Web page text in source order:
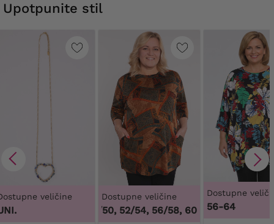
Upotpunite stil
veličine Dostupne veličine
48/50, 52/54, 56/58, 60/62,48/50, 52/
Dostupne
56-64